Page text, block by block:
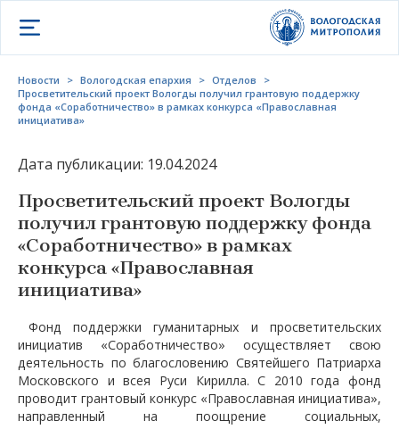
Открыть меню
Новости > Вологодская епархия > Отделов
>
Просветительский проект Вологды получил грантовую поддержку
фонда «Соработничество» в рамках конкурса «Православная
инициатива»
Дата публикации: 19.04.2024
Просветительский проект Вологды
получил грантовую поддержку фонда
«Соработничество» в рамках
конкурса «Православная
инициатива»
Фонд поддержки гуманитарных и просветительских
инициатив «Соработничество» осуществляет свою
деятельность по благословению Святейшего Патриарха
Московского и всея Руси Кирилла. С 2010 года фонд
проводит грантовый конкурс «Православная инициатива»,
направленный на поощрение социальных,